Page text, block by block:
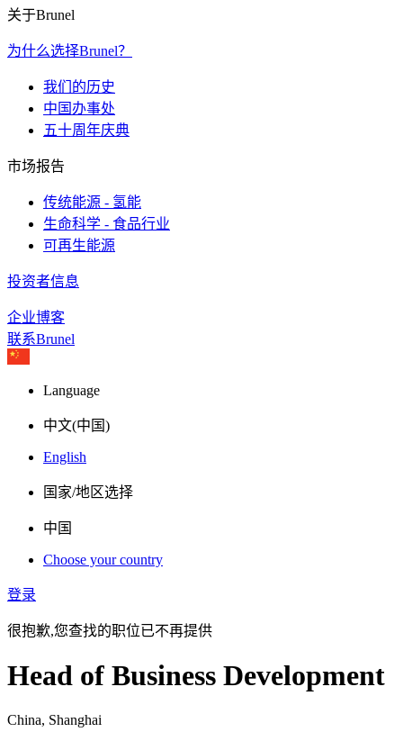
关于Brunel
为什么选择Brunel？
我们的历史
中国办事处
五十周年庆典
市场报告
传统能源 - 氢能
生命科学 - 食品行业
可再生能源
投资者信息
企业博客
联系Brunel
Language
中文(中国)
English
国家/地区选择
中国
Choose your country
登录
很抱歉,您查找的职位已不再提供
Head of Business Development
China, Shanghai